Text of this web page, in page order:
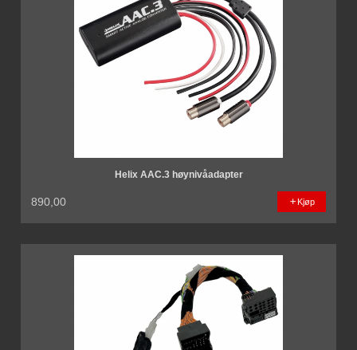
Helix AAC.3 høynivåadapter
890,00 Kjøp